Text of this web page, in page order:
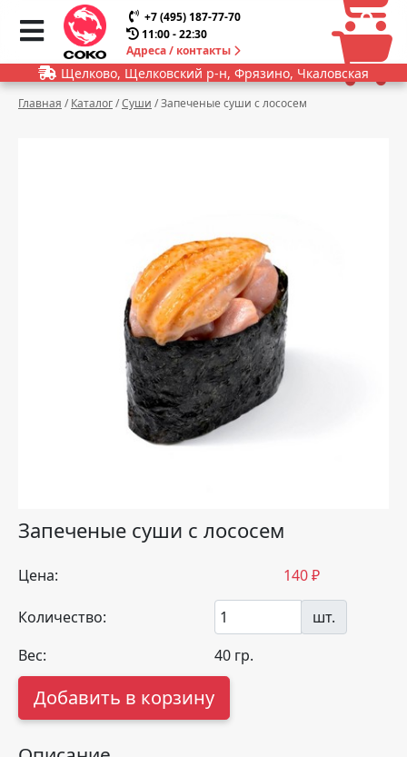
+7 (495) 187-77-70
11:00 - 22:30
Адреса / контакты
0
0
Щелково, Щелковский р-н, Фрязино, Чкаловская
Главная / Каталог/Суши /Запеченые суши с лососем
Запеченые суши с лососем
Цена: 140₽
Количество:
шт.
Вес:
40 гр.
Добавить в корзину